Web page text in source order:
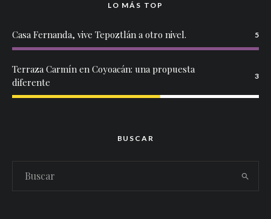
LO MÁS TOP
Casa Fernanda, vive Tepoztlán a otro nivel. 5
Terraza Carmín en Coyoacán: una propuesta
diferente
3
BUSCAR